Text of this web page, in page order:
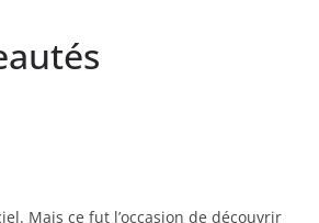
Mais ce fut l’occasion de découvrir